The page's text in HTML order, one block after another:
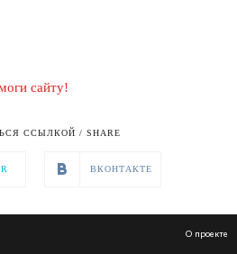
сайту!
ССЫЛКОЙ / SHARE
ВКОНТАКТЕ
О проекте